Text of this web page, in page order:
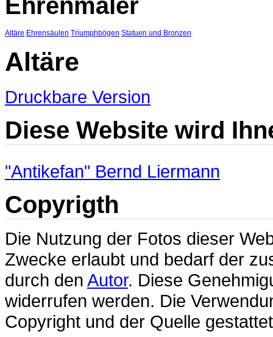
Ehrenmäler
Altäre Ehrensäulen Triumphbögen Statuen und Bronzen
Altäre
Druckbare Version
Diese Website wird
"Antikefan" Bernd Liermann
Copyrigth
Die Nutzung der Fotos dieser
Zwecke erlaubt und bedarf der
durch den Autor. Diese
widerrufen werden. Die
Copyright und der Quelle